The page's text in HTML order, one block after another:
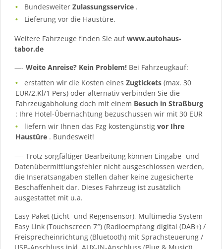
BundesweiterZulassungsservice .
Lieferung vor die Haustüre.
Weitere Fahrzeuge finden Sie aufwww.autohaus-
tabor.de
—- Weite Anreise? Kein Problem! Bei Fahrzeugkauf:
erstatten wir die Kosten einesZugtickets(max. 30
EUR/2.Kl/1 Pers) oder alternativ verbinden Sie die
Fahrzeugabholung doch mit einem Besuch in Straßburg
: Ihre Hotel-Übernachtung bezuschussen wir mit 30 EUR
liefern wir Ihnen das Fzg kostengünstigvor Ihre
Haustüre . Bundesweit!
—- Trotz sorgfältiger Bearbeitung können Eingabe- und
Datenübermittlungsfehler nicht ausgeschlossen werden,
die Inseratsangaben stellen daher keine zugesicherte
Beschaffenheit dar. Dieses Fahrzeug ist zusätzlich
ausgestattet mit u.a.
Easy-Paket (Licht- und Regensensor), Multimedia-System
Easy Link (Touchscreen 7″) (Radioempfang digital (DAB+) /
Freisprecheinrichtung (Bluetooth) mit Sprachsteuerung /